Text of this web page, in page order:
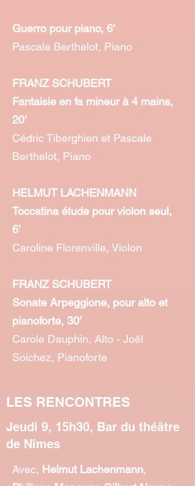
Guerro pour piano, 6’
Pascale Berthelot, Piano
FRANZ SCHUBERT
Fantaisie en fa mineur à 4 mains,
20’
Cédric Tiberghien et Pascale
Berthelot, Piano
HELMUT LACHENMANN
Toccatina étude pour violon seul,
6’
Caroline Florenville, Violon
FRANZ SCHUBERT
Sonate Arpeggione, pour alto et
pianoforte, 30’
Carole Dauphin, Alto - Joël
Soichez, Pianoforte
LES RENCONTRES
Jeudi 9, 15h30, Bar du théâtre
de Nîmes
Avec, Helmut Lachenmann,